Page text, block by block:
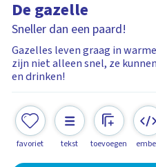
De gazelle
Sneller dan een paard!
Gazelles leven graag in
zijn niet alleen snel, ze
en drinken!
favoriet tekst toevoegen